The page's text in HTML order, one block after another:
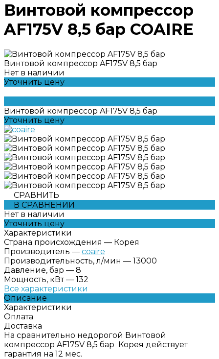
Винтовой компрессор
AF175V 8,5 бар COAIRE
Винтовой компрессор AF175V 8,5 бар
Нет в наличии
Уточнить цену
Винтовой компрессор AF175V 8,5 бар
Уточнить цену
СРАВНИТЬ
В СРАВНЕНИИ
Нет в наличии
Уточнить цену
Характеристики
Страна происхождения — Корея
Производитель — coaire
Производительность, л/мин — 13000
Давление, бар — 8
Мощность, кВт — 132
Все характеристики
Описание
Характеристики
Оплата
Доставка
На сравнительно недорогой Винтовой
компрессор AF175V 8,5 бар Корея действует
гарантия на 12 мес.